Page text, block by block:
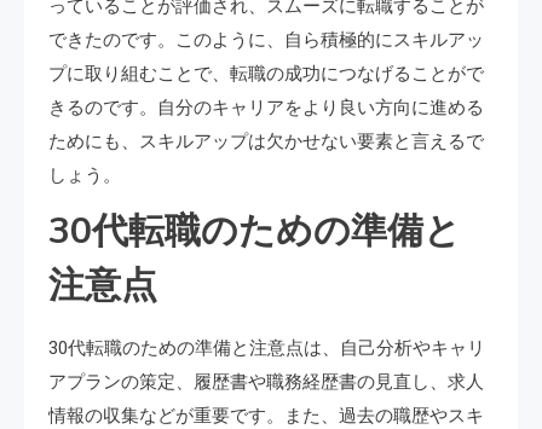
っていることが評価され、スムーズに転職することが
できたのです。このように、自ら積極的にスキルアッ
プに取り組むことで、転職の成功につなげることがで
きるのです。自分のキャリアをより良い方向に進める
ためにも、スキルアップは欠かせない要素と言えるで
しょう。
30代転職のための準備と
注意点
30代転職のための準備と注意点は、自己分析やキャリ
アプランの策定、履歴書や職務経歴書の見直し、求人
情報の収集などが重要です。また、過去の職歴やスキ